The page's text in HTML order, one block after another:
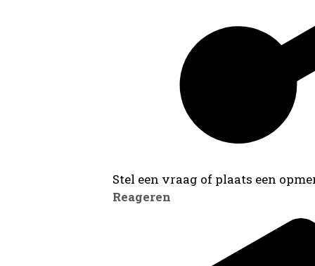
Stel een vraag of plaats een
Reageren